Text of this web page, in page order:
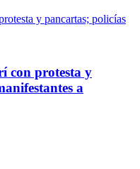
con protesta y
a